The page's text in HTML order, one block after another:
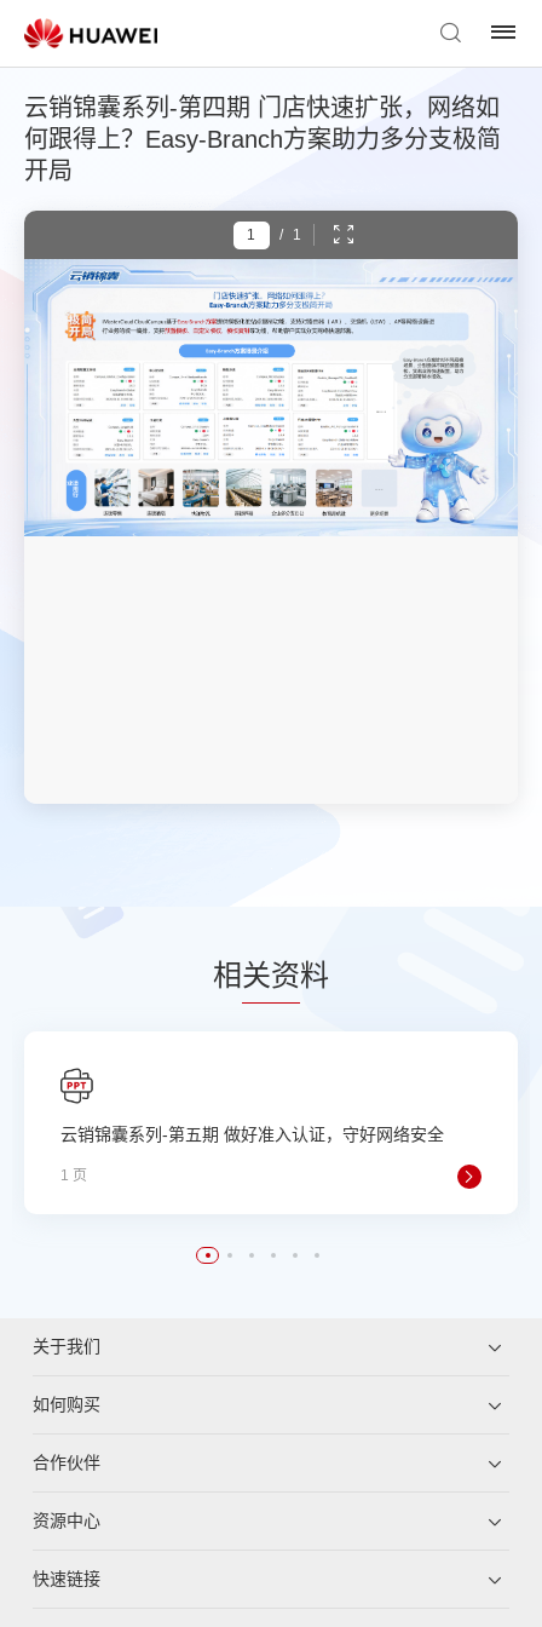
云销锦囊系列-第四期 门店快速扩张，网络如
何跟得上？Easy-Branch方案助力多分支极简
开局
/ 1
相关资料
云销锦囊系列-第五期 做好准入认证，守好网络安全
1 页
关于我们
如何购买
合作伙伴
资源中心
快速链接